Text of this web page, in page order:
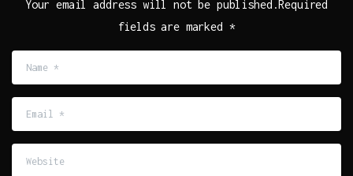
Your email address will not be published.Required
fields are marked *
*
Website